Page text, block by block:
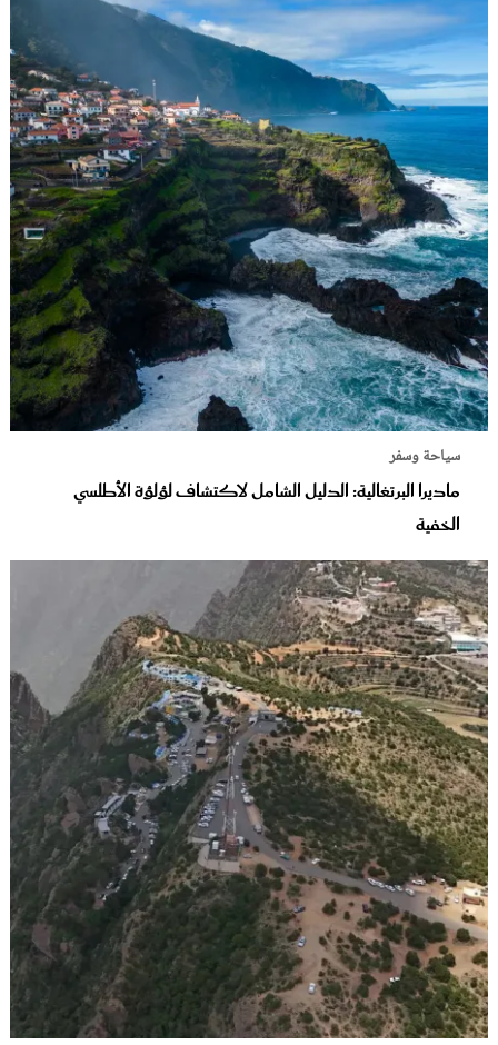
سياحة وسفر
ماديرا البرتغالية: الدليل الشامل لاكتشاف لؤلؤة الأطلسي
الخفية